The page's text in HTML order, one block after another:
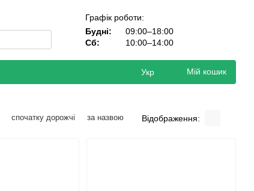
Графік роботи:
Будні:
09:00–18:00
Сб:
10:00–14:00
Укр Мій кошик
спочатку дорожчі за назвою Відображення: